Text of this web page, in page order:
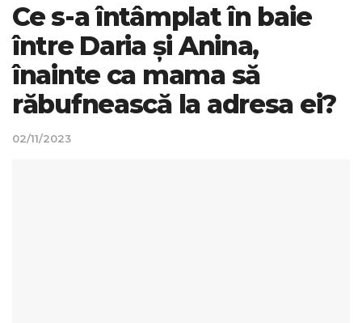
Ce s-a întâmplat în baie
între Daria și Anina,
înainte ca mama să
răbufnească la adresa ei?
02/11/2023